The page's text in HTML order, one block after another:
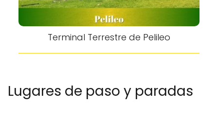
Terminal Terrestre de Pelileo
Lugares de paso y paradas